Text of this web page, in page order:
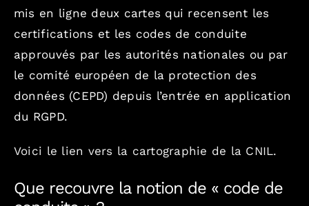
mis en ligne deux cartes qui recensent les
certifications et les codes de conduite
approuvés par les autorités nationales ou par
le comité européen de la protection des
données (CEPD) depuis l’entrée en application
du RGPD.
Voici le lien vers la cartographie de la CNIL.
Que recouvre la notion de « code de